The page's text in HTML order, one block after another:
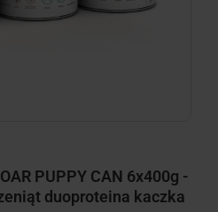
PUPPY CAN 6x400g -
duoproteina kaczka